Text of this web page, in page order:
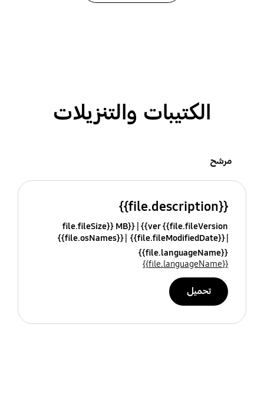
الكتيبات والتنزيلات
مرشح
{{file.description}}
ver {{file.fileVersion}}
{{file.fileSize}} MB
{{file.fileModifiedDate}}
{{file.osNames}}
{{file.languageName}}
{{file.languageName}}
تحميل